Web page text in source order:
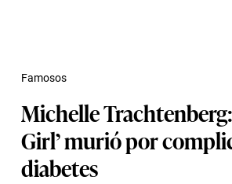
Michelle
Girl’ murió por
diabetes
Famosos